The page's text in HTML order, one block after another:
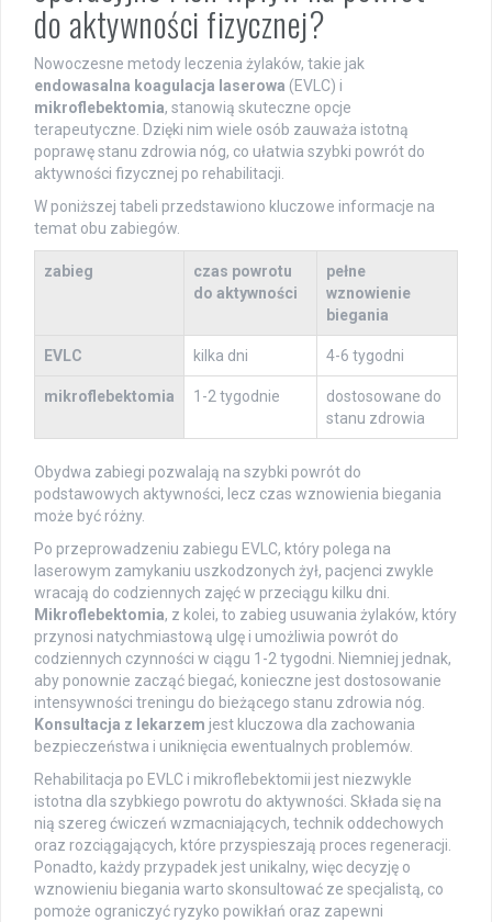
do aktywności fizycznej?
Nowoczesne metody leczenia żylaków, takie jak
endowasalna koagulacja laserowa (EVLC) i
mikroflebektomia, stanowią skuteczne opcje
terapeutyczne. Dzięki nim wiele osób zauważa istotną
poprawę stanu zdrowia nóg, co ułatwia szybki powrót do
aktywności fizycznej po rehabilitacji.
W poniższej tabeli przedstawiono kluczowe informacje na
temat obu zabiegów.
zabieg
czas powrotu
do aktywności
pełne
wznowienie
biegania
EVLC kilka dni 4-6 tygodni
mikroflebektomia 1-2 tygodnie
dostosowane do
stanu zdrowia
Obydwa zabiegi pozwalają na szybki powrót do
podstawowych aktywności, lecz czas wznowienia biegania
może być różny.
Po przeprowadzeniu zabiegu EVLC, który polega na
laserowym zamykaniu uszkodzonych żył, pacjenci zwykle
wracają do codziennych zajęć w przeciągu kilku dni.
Mikroflebektomia, z kolei, to zabieg usuwania żylaków, który
przynosi natychmiastową ulgę i umożliwia powrót do
codziennych czynności w ciągu 1-2 tygodni. Niemniej jednak,
aby ponownie zacząć biegać, konieczne jest dostosowanie
intensywności treningu do bieżącego stanu zdrowia nóg.
Konsultacja z lekarzem jest kluczowa dla zachowania
bezpieczeństwa i uniknięcia ewentualnych problemów.
Rehabilitacja po EVLC i mikroflebektomii jest niezwykle
istotna dla szybkiego powrotu do aktywności. Składa się na
nią szereg ćwiczeń wzmacniających, technik oddechowych
oraz rozciągających, które przyspieszają proces regeneracji.
Ponadto, każdy przypadek jest unikalny, więc decyzję o
wznowieniu biegania warto skonsultować ze specjalistą, co
pomoże ograniczyć ryzyko powikłań oraz zapewni